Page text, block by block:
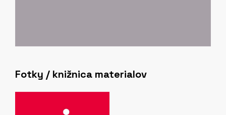
Fotky / knižnica materialov